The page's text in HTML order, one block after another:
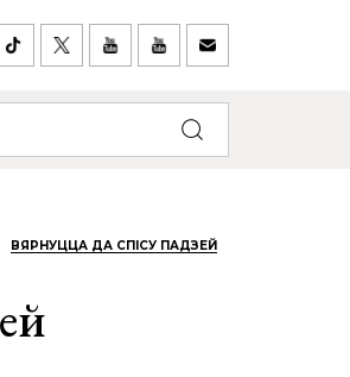
ВЯРНУЦЦА ДА СПІСУ ПАДЗЕЙ